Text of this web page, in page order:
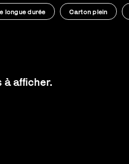
longue durée Carton plein
à afficher.